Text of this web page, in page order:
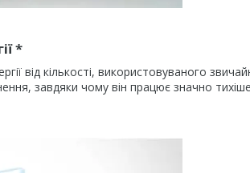
*
від кількості, використовуваного
завдяки чому він працює значно